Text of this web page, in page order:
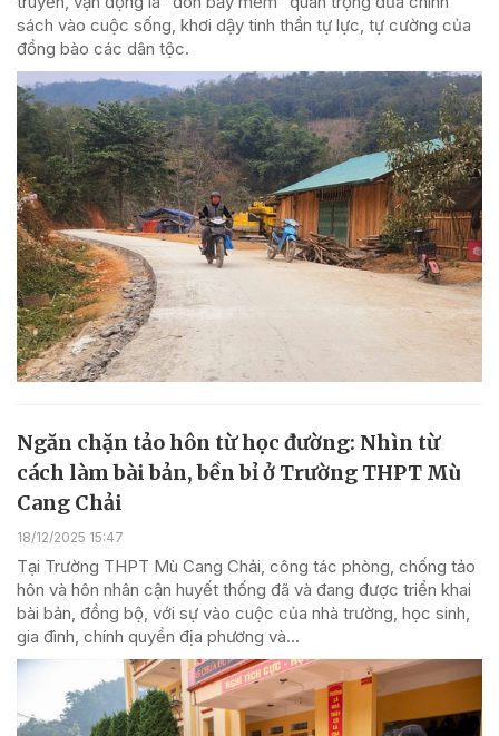
sách vào cuộc sống, khơi dậy tinh thần tự lực, tự cường của
đồng bào các dân tộc.
Ngăn chặn tảo hôn từ học đường: Nhìn từ
cách làm bài bản, bền bỉ ở Trường THPT Mù
Cang Chải
18/12/2025 15:47
Tại Trường THPT Mù Cang Chải, công tác phòng, chống tảo
hôn và hôn nhân cận huyết thống đã và đang được triển khai
bài bản, đồng bộ, với sự vào cuộc của nhà trường, học sinh,
gia đình, chính quyền địa phương và...